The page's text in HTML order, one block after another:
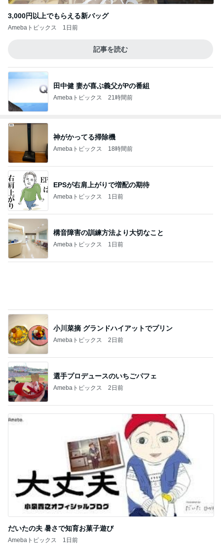
3,000円以上でもらえる新バッグ
Amebaトピックス 1日前
記事を読む
田中健 妻が喜ぶ義父がPの番組
Amebaトピックス 21時間前
神がかってる掃除機
Amebaトピックス 18時間前
EPSが右肩上がりで増配の期待
Amebaトピックス 1日前
構音障害の訓練方法より大切なこと
Amebaトピックス 1日前
選手プロデュースのいちごパフェ
Amebaトピックス 2日前
だいたの夫 暑さで知育お菓子遊び
Amebaトピックス 1日前